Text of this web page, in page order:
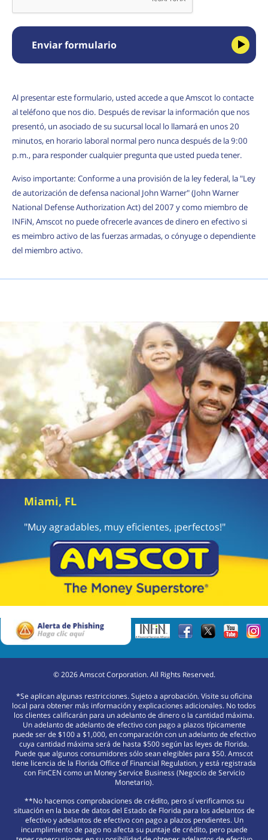
Enviar formulario
Al presentar este formulario, usted accede a que Amscot lo contacte
al teléfono que nos dio. Después de revisar la información que nos
presentó, un asociado de su sucursal local lo llamará en unos 20
minutos, en horario laboral normal pero nunca después de la 9:00
p.m., para responder cualquier pregunta que usted pueda tener.
Aviso importante: Conforme a una provisión de la ley federal, la "Ley
de autorización de defensa nacional John Warner" (John Warner
National Defense Authorization Act) del 2007 y como miembro de
INFiN, Amscot no puede ofrecerle avances de dinero en efectivo si
es meimbro activo de las fuerzas armadas, o cónyuge o dependiente
del miembro activo.
Miami, FL
"Muy agradables, muy eficientes, ¡perfectos!"
©2026Amscot Corporation. All Rights Reserved.
*Se aplican algunas restricciones. Sujeto a aprobación. Visite su oficina
local para obtener más información y explicaciones adicionales. No todos
los clientes calificarán para un adelanto de dinero o la cantidad máxima.
Un adelanto de adelanto de efectivo con pago a plazos típicamente
puede ser de $100 a $1,000, en comparación con un adelanto de efectivo
cuya cantidad máxima será de hasta $500 según las leyes de Florida.
Puede que algunos consumidores sólo sean elegibles para $50. Amscot
tiene licencia de la Florida Office of Financial Regulation, y está registrada
con FinCEN como un Money Service Business (Negocio de Servicio
Monetario).
**No hacemos comprobaciones de crédito, pero sí verificamos su
situación en la base de datos del Estado de Florida para los adelantos de
efectivo y adelantos de efectivo con pago a plazos pendientes. Un
incumplimiento de pago no afecta su puntaje de crédito, pero puede